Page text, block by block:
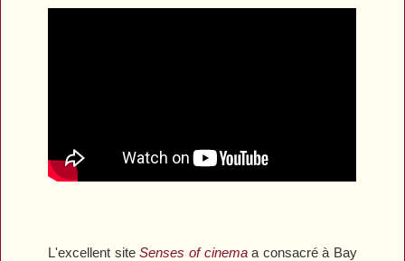
L'excellent siteSenses of cinemaa consacré à Bay